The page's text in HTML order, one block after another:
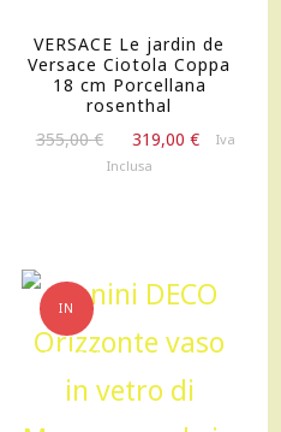
VERSACE Le jardin de
Versace Ciotola Coppa
18 cm Porcellana
rosenthal
355,00€
prezzo
319,00 €
IlIva
Inclusa
IN
OFFERTA!